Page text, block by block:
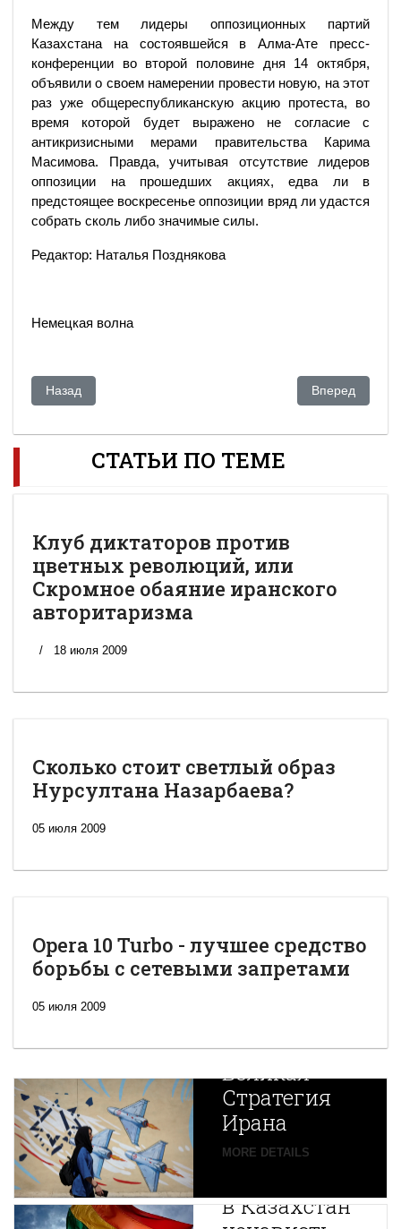
Между тем лидеры оппозиционных партий
Казахстана на состоявшейся в Алма-Ате пресс-
конференции во второй половине дня 14 октября,
объявили о своем намерении провести новую, на этот
раз уже общереспубликанскую акцию протеста, во
время которой будет выражено не согласие с
антикризисными мерами правительства Карима
Масимова. Правда, учитывая отсутствие лидеров
оппозиции на прошедших акциях, едва ли в
предстоящее воскресенье оппозиции вряд ли удастся
собрать сколь либо значимые силы.
Редактор: Наталья Позднякова
Немецкая волна
Предыдущий: Мы убеждены – настало время общенародных
Назад Следующий:
Вперед
СТАТЬИ ПО ТЕМЕ
Клуб диктаторов против
цветных революций, или
Скромное обаяние иранского
авторитаризма
18 июля 2009
Сколько стоит светлый образ
Нурсултана Назарбаева?
05 июля 2009
Opera 10 Turbo - лучшее средство
борьбы с сетевыми запретами
05 июля 2009
Новая
Великая
Стратегия
Ирана
MORE DETAILS
Путин
в Казахстан
Центральной